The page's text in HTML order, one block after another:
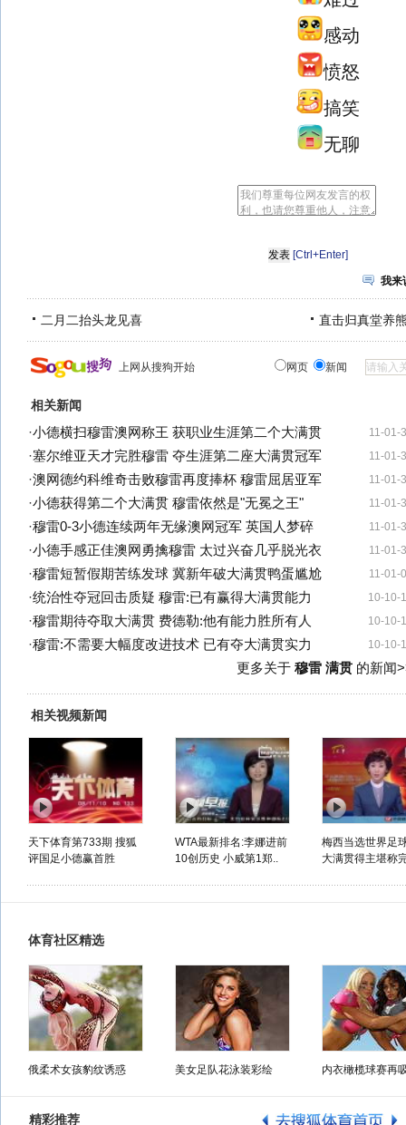
感动
愤怒
搞笑
无聊
[Ctrl+Enter]
我来
二月二抬头龙见喜 直击归真堂养
上网从搜狗开始 网页 新闻
相关新闻
11-01-
·小德横扫穆雷澳网称王 获职业生涯第二个大满贯
11-01-
·塞尔维亚天才完胜穆雷 夺生涯第二座大满贯冠军
11-01-
·澳网德约科维奇击败穆雷再度捧杯 穆雷屈居亚军
11-01-
·小德获得第二个大满贯 穆雷依然是"无冕之王"
11-01-
·穆雷0-3小德连续两年无缘澳网冠军 英国人梦碎
11-01-
·小德手感正佳澳网勇擒穆雷 太过兴奋几乎脱光衣
11-01-
·穆雷短暂假期苦练发球 冀新年破大满贯鸭蛋尴尬
10-10-
·统治性夺冠回击质疑 穆雷:已有赢得大满贯能力
10-10-
·穆雷期待夺取大满贯 费德勒:他有能力胜所有人
10-10-
·穆雷:不需要大幅度改进技术 已有夺大满贯实力
更多关于 穆雷 满贯的新闻
相关视频新闻
天下体育第733期 搜狐
评国足小德赢首胜
WTA最新排名:李娜进前
10创历史 小威第1郑..
梅西当选世界足
大满贯得主堪称
体育社区精选
俄柔术女孩豹纹诱惑 美女足队花泳装彩绘 内衣橄榄球赛再
精彩推荐